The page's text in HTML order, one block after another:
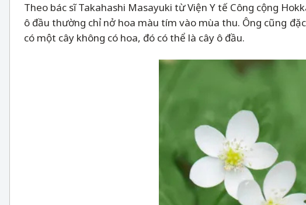
Theo bác sĩ Takahashi Masayuki từ Viện Y tế Công cộng
ô đầu thường chỉ nở hoa màu tím vào mùa thu. Ông cũng
có một cây không có hoa, đó có thể là cây ô đầu.